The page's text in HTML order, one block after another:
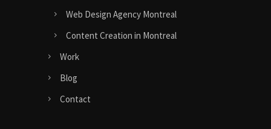
Web Design Agency Montreal
Content Creation in Montreal
Work
Blog
Contact